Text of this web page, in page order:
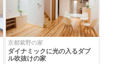
京都紫野の家
ダイナミックに光の入るダブ
ル吹抜けの家